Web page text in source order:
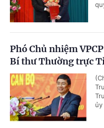
Phó Chủ nhiệm
Bí thư Thường trực